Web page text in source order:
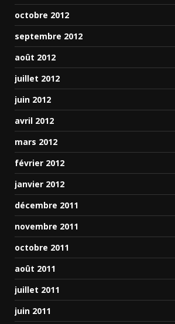
octobre 2012
septembre 2012
août 2012
juillet 2012
juin 2012
avril 2012
mars 2012
février 2012
janvier 2012
décembre 2011
novembre 2011
octobre 2011
août 2011
juillet 2011
juin 2011